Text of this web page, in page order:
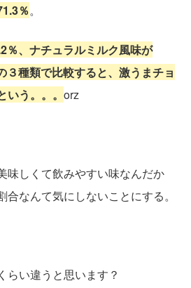
％。
％、ナチュラルミルク風味が
３種類で比較すると、激うまチョ
う。。。 orz
味しくて飲みやすい味なんだか
なんて気にしないことにする。
らい違うと思います？